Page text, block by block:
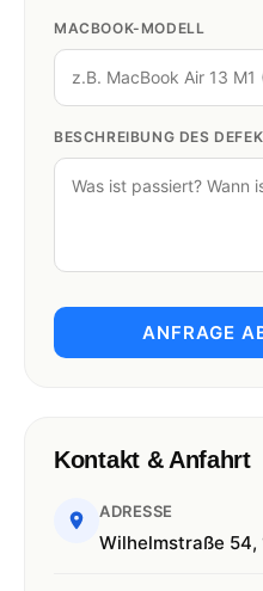
MACBOOK-MODELL
BESCHREIBUNG DES
ANFRAGE
Kontakt & Anfahrt
ADRESSE
Wilhelmstraße 54,